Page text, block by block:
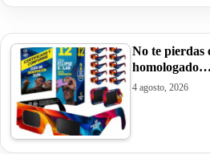
No te pierdas
homologado…
4 agosto, 2026